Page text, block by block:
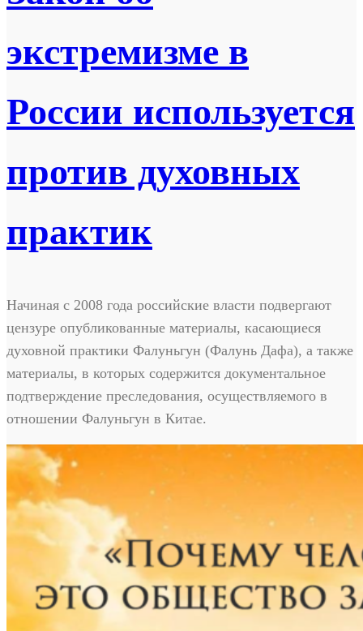
экстремизме в
России используется
против духовных
практик
Начиная с 2008 года российские власти подвергают
цензуре опубликованные материалы, касающиеся
духовной практики Фалуньгун (Фалунь Дафа), а также
материалы, в которых содержится документальное
подтверждение преследования, осуществляемого в
отношении Фалуньгун в Китае.